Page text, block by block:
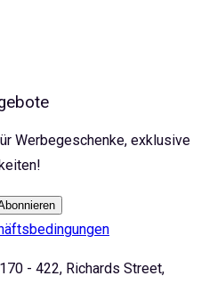
Werbegeschenke, exklusive
- 422, Richards Street,